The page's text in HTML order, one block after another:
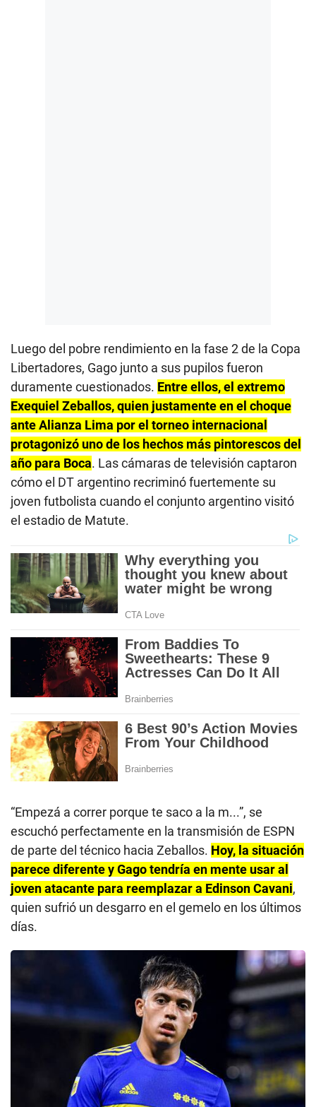
Luego del pobre rendimiento en la fase 2 de la Copa
Libertadores, Gago junto a sus pupilos fueron
duramente cuestionados. Entre ellos, el extremo
Exequiel Zeballos, quien justamente en el choque
ante Alianza Lima por el torneo internacional
protagonizó uno de los hechos más pintorescos del
año para Boca. Las cámaras de televisión captaron
cómo el DT argentino recriminó fuertemente su
joven futbolista cuando el conjunto argentino visitó
el estadio de Matute.
“Empezá a correr porque te saco a la m...”, se
escuchó perfectamente en la transmisión de ESPN
de parte del técnico hacia Zeballos. Hoy, la situación
parece diferente y Gago tendría en mente usar al
joven atacante para reemplazar a Edinson Cavani,
quien sufrió un desgarro en el gemelo en los últimos
días.